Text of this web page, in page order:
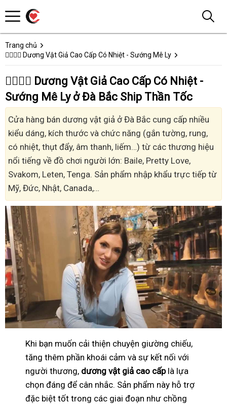
Trang chủ
👩‍❤️‍💋‍👨 Dương Vật Giả Cao Cấp Có Nhiệt - Sướng Mê Ly
👩‍❤️‍💋‍👨 Dương Vật Giả Cao Cấp Có Nhiệt -
Sướng Mê Ly ở Đà Bắc Ship Thần Tốc
Cửa hàng bán dương vật giả ở Đà Bắc cung cấp nhiều
kiểu dáng, kích thước và chức năng (gắn tường, rung,
có nhiệt, thụt đẩy, âm thanh, liếm…) từ các thương hiệu
nổi tiếng về đồ chơi người lớn: Baile, Pretty Love,
Svakom, Leten, Tenga. Sản phẩm nhập khẩu trực tiếp từ
Mỹ, Đức, Nhật, Canada,…
Khi bạn muốn cải thiện chuyện giường chiếu,
tăng thêm phần khoái cảm và sự kết nối với
người thương, dương vật giả cao cấplà lựa
chọn đáng để cân nhắc. Sản phẩm này hỗ trợ
đặc biệt tốt trong các giai đoạn như chồng